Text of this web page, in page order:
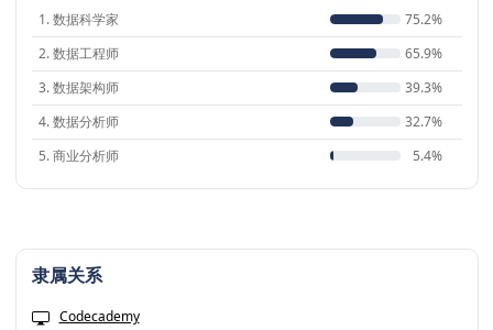
1. 数据科学家
75.2%
2. 数据工程师
65.9%
3. 数据架构师
39.3%
4. 数据分析师
32.7%
5. 商业分析师
5.4%
隶属关系
Codecademy